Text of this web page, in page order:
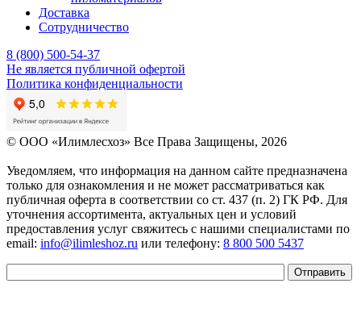
Доставка
Сотрудничество
8 (800) 500-54-37
Не является публичной офертой
Политика конфиденциальности
© OOO «Илимлесхоз» Все Права Защищены, 2026
Уведомляем, что информация на данном сайте предназначена
только для ознакомления и не может рассматриваться как
публичная оферта в соответствии со ст. 437 (п. 2) ГК РФ. Для
уточнения ассортимента, актуальных цен и условий
предоставления услуг свяжитесь с нашими специалистами по
email: info@ilimleshoz.ru или телефону: 8 800 500 5437